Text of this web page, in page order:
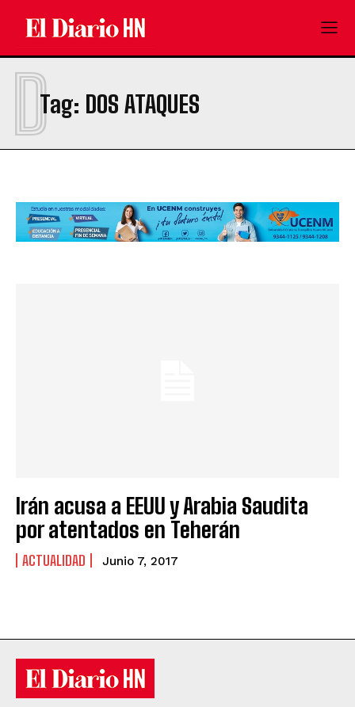
Tag: DOS ATAQUES
D
Irán acusa a EEUU y Arabia Saudita
por atentados en Teherán
ACTUALIDAD Junio 7, 2017